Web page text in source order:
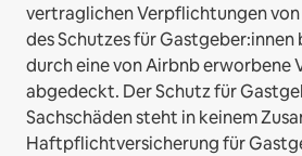
vertraglichen Verpflichtungen von
des Schutzes für Gastgeber:innen
durch eine von Airbnb erworbene
abgedeckt. Der Schutz für
Sachschäden steht in keinem
Haftpflichtversicherung für